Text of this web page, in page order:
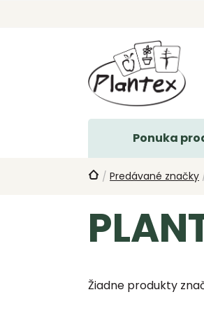
Ponuka
Domov
/ Predávané značky
Žiadne produkty